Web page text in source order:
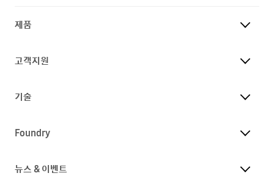
제품
고객지원
기술
Foundry
뉴스 & 이벤트